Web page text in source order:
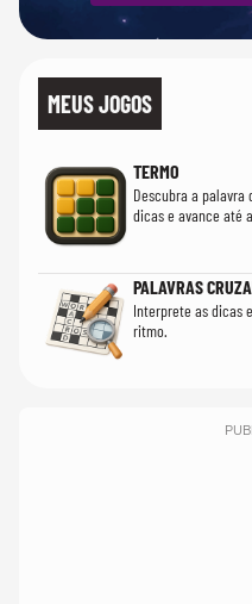
MEUS JOGOS
TERMO
Descubra a palavra
dicas e avance até
PALAVRAS
Interprete as dicas
ritmo.